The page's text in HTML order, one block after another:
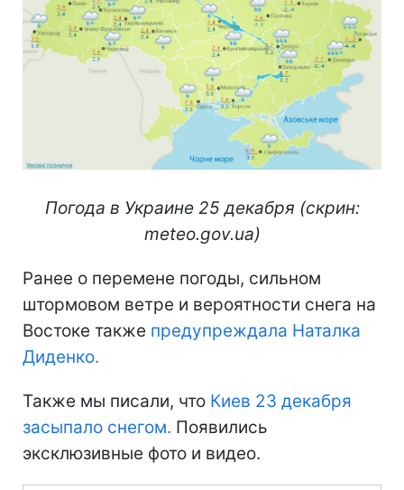
Погода в Украине 25 декабря (скрин:
meteo.gov.ua)
Ранее о перемене погоды, сильном
штормовом ветре и вероятности снега на
Востоке также предупреждала Наталка
Диденко.
Также мы писали, что Киев 23 декабря
засыпало снегом. Появились
эксклюзивные фото и видео.